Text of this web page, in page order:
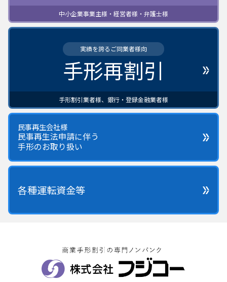
中小企業事業主様・経営者様・弁護士様
実績を誇るご同業者様向
手形再割引
手形割引業者様、銀行・登録金融業者様
民事再生会社様
民事再生法申請に伴う
手形のお取り扱い
各種運転資金等